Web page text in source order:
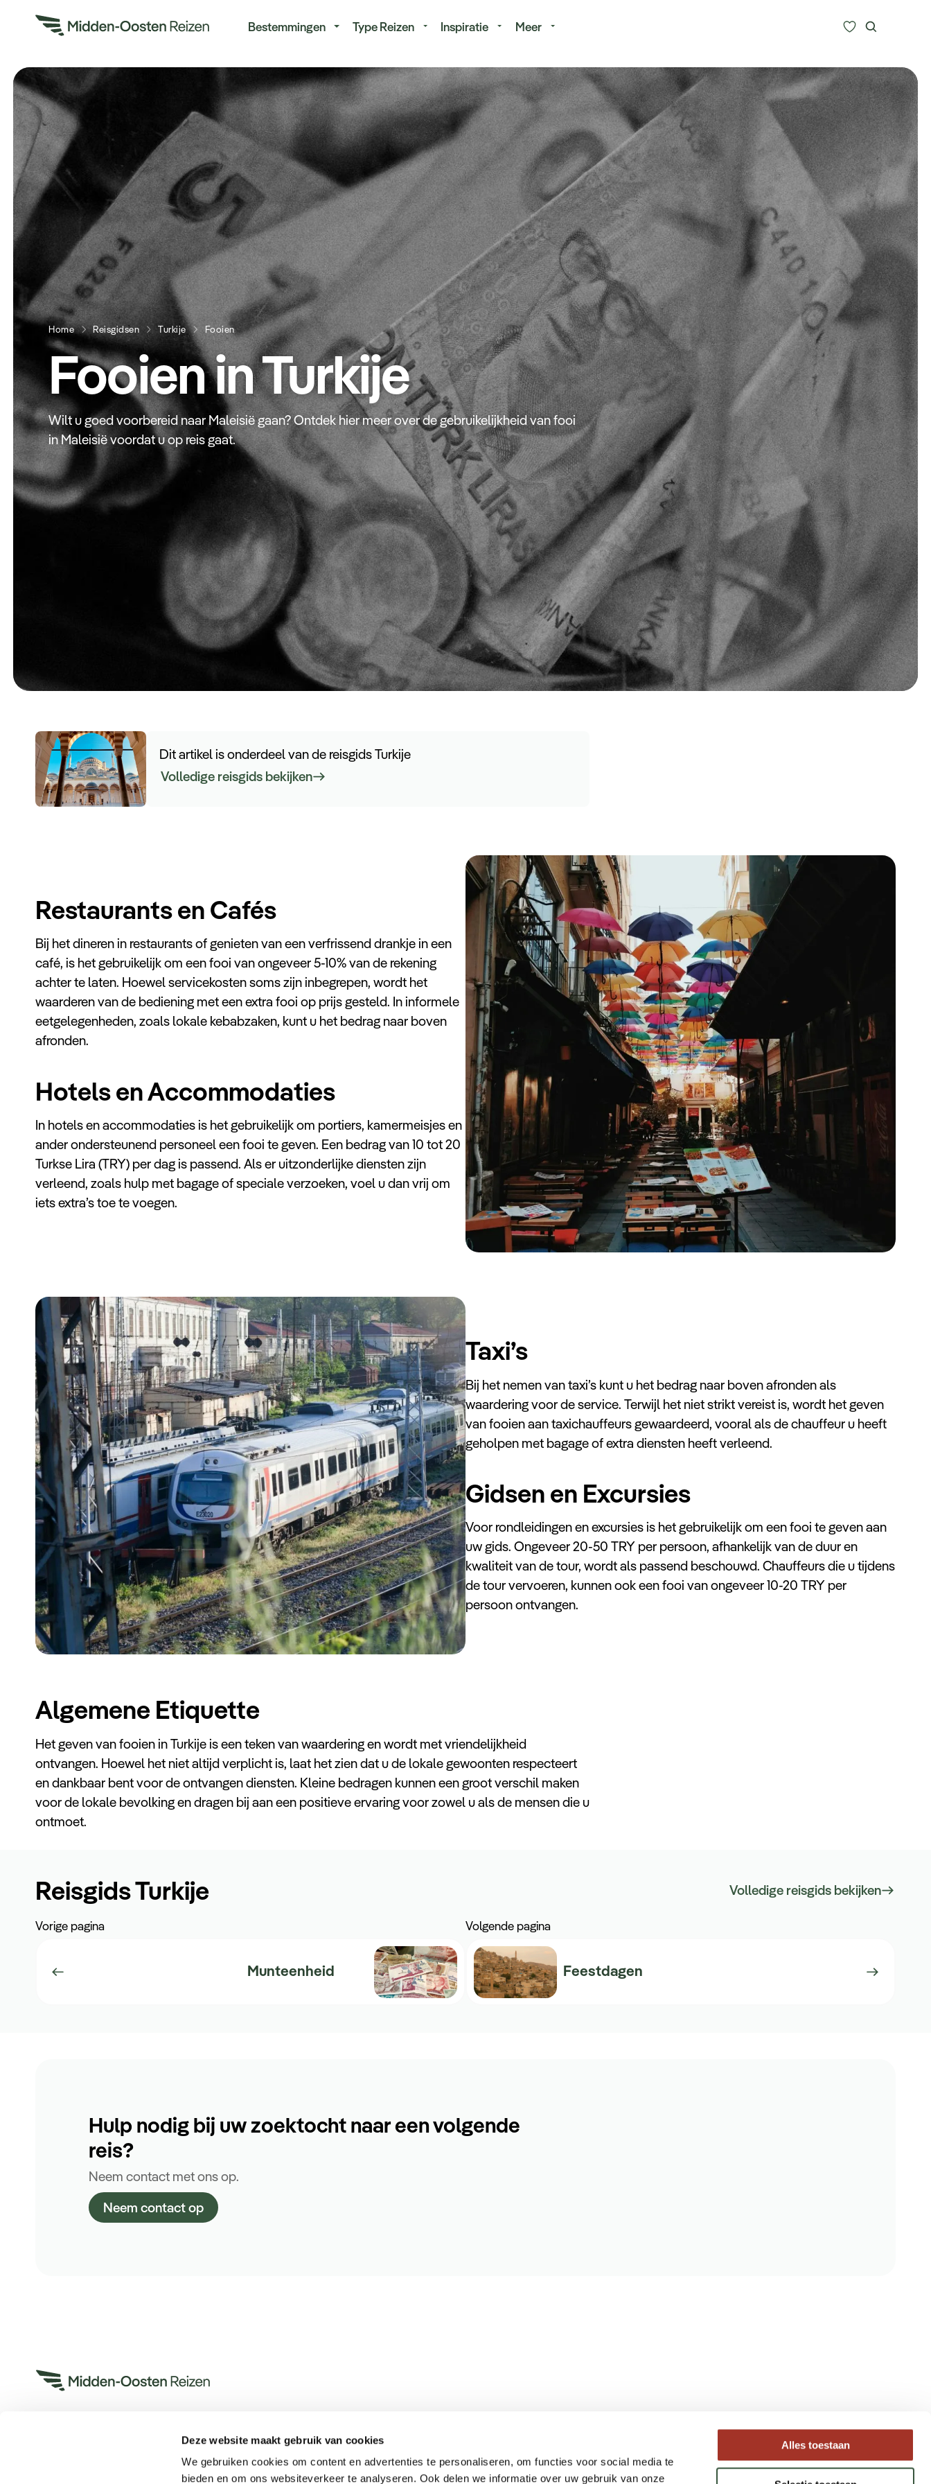
Deze website maakt gebruik van cookies
We gebruiken cookies om content en advertenties te personaliseren, om functies voor social media te
bieden en om ons websiteverkeer te analyseren. Ook delen we informatie over uw gebruik van onze
Alles toestaan
Bestemmingen Type Reizen Inspiratie Meer
Alle bestemmingen
Type Reizen
Inspiratie
Meer
Home Reisgidsen Turkije Fooien
Fooien in Turkije
Wilt u goed voorbereid naar Maleisië gaan? Ontdek hier meer over de gebruikelijkheid van fooi
in Maleisië voordat u op reis gaat.
Dit artikel is onderdeel van de reisgids Turkije
Volledige reisgids bekijken
Restaurants en Cafés
Bij het dineren in restaurants of genieten van een verfrissend drankje in een
café, is het gebruikelijk om een fooi van ongeveer 5-10% van de rekening
achter te laten. Hoewel servicekosten soms zijn inbegrepen, wordt het
waarderen van de bediening met een extra fooi op prijs gesteld. In informele
eetgelegenheden, zoals lokale kebabzaken, kunt u het bedrag naar boven
afronden.
Hotels en Accommodaties
In hotels en accommodaties is het gebruikelijk om portiers, kamermeisjes en
ander ondersteunend personeel een fooi te geven. Een bedrag van 10 tot 20
Turkse Lira (TRY) per dag is passend. Als er uitzonderlijke diensten zijn
verleend, zoals hulp met bagage of speciale verzoeken, voel u dan vrij om
iets extra’s toe te voegen.
Taxi’s
Bij het nemen van taxi’s kunt u het bedrag naar boven afronden als
waardering voor de service. Terwijl het niet strikt vereist is, wordt het geven
van fooien aan taxichauffeurs gewaardeerd, vooral als de chauffeur u heeft
geholpen met bagage of extra diensten heeft verleend.
Gidsen en Excursies
Voor rondleidingen en excursies is het gebruikelijk om een fooi te geven aan
uw gids. Ongeveer 20-50 TRY per persoon, afhankelijk van de duur en
kwaliteit van de tour, wordt als passend beschouwd. Chauffeurs die u tijdens
de tour vervoeren, kunnen ook een fooi van ongeveer 10-20 TRY per
persoon ontvangen.
Algemene Etiquette
Het geven van fooien in Turkije is een teken van waardering en wordt met vriendelijkheid
ontvangen. Hoewel het niet altijd verplicht is, laat het zien dat u de lokale gewoonten respecteert
en dankbaar bent voor de ontvangen diensten. Kleine bedragen kunnen een groot verschil maken
voor de lokale bevolking en dragen bij aan een positieve ervaring voor zowel u als de mensen die u
ontmoet.
Reisgids Turkije Volledige reisgids bekijken
Vorige pagina
Munteenheid
Volgende pagina
Feestdagen
Hulp nodig bij uw zoektocht naar een volgende
reis?
Neem contact met ons op.
Neem contact op
Meer informatie
Actueel
Maatwerk Rondreizen